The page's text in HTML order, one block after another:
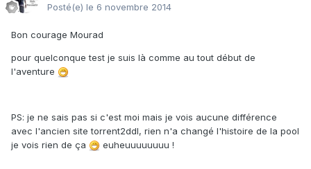
Posté(e) le 6 novembre 2014
Bon courage Mourad
pour quelconque test je suis là comme au tout début de
l'aventure
PS: je ne sais pas si c'est moi mais je vois aucune différence
avec l'ancien site torrent2ddl, rien n'a changé l'histoire de la pool
je vois rien de ça
euheuuuuuuuu !